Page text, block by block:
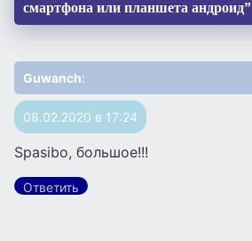
смартфона или планшета андроид”
Guwanch:
08.02.2020 в 17:24
Spasibo, большое!!!
Ответить